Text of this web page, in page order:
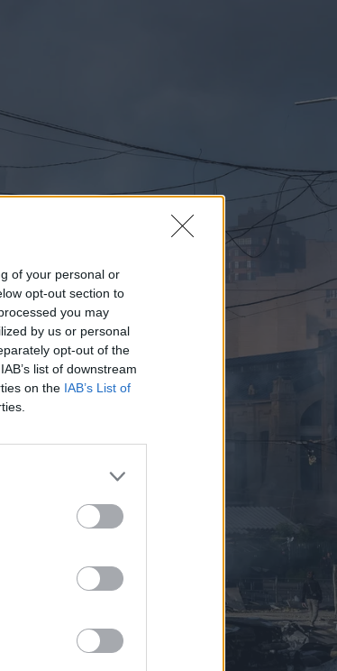
of your personal or
opt-out section to
you may
by us or personal
opt-out of the
list of downstream
on the IAB’s List of